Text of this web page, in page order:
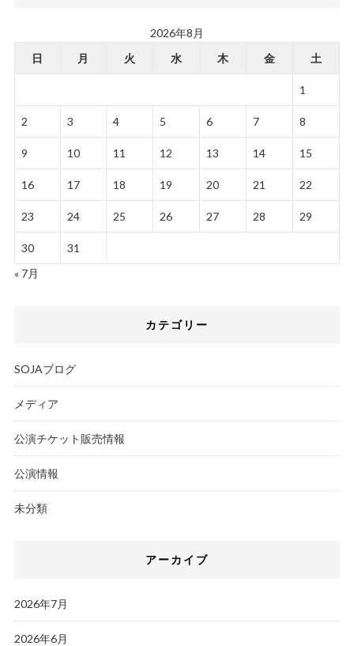
2026年8月
日
月 火 水 木 金 土
1
2 3 4 5 6 7 8
9 10 11 12 13 14 15
16 17 18 19 20 21 22
23 24 25 26 27 28 29
30
31
« 7月
カテゴリー
SOJAブログ
メディア
公演チケット販売情報
公演情報
未分類
アーカイブ
2026年7月
2026年6月